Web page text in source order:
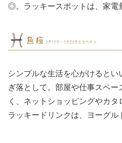
◎。ラッキースポットは、家電
シンプルな生活を心がけると
ぎ落として。部屋や仕事スペ
く、ネットショッピングやカタ
ラッキードリンクは、ヨーグル